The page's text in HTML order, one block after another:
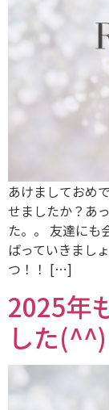
あけましておめ
せましたか？あ
た。。 友達にも
ばっていきまし
つ！！ […]
2025年
した(^^)